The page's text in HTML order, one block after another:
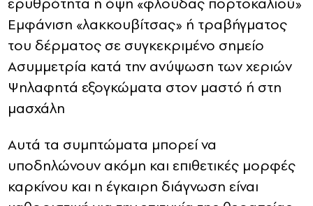
Εμφάνιση «λακκουβίτσας» ή τραβήγματος
του δέρματος σε συγκεκριμένο σημείο
Ασυμμετρία κατά την ανύψωση των χεριών
Ψηλαφητά εξογκώματα στον μαστό ή στη
μασχάλη
Αυτά τα συμπτώματα μπορεί να
υποδηλώνουν ακόμη και επιθετικές μορφές
καρκίνου και η έγκαιρη διάγνωση είναι